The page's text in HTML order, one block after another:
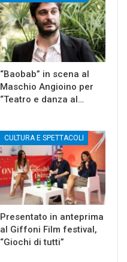
“Baobab” in scena al
Maschio Angioino per
“Teatro e danza al…
CULTURA E SPETTACOLI
Presentato in anteprima
al Giffoni Film festival,
“Giochi di tutti”